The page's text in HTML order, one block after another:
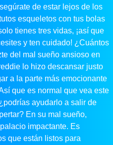
de estar lejos de los
esqueletos con tus bolas
tienes tres vidas, ¡así que
y ten cuidado! ¿Cuántos
del mal sueño ansioso en
lo hizo descansar justo
a la parte más emocionante
que es normal que vea este
ayudarlo a salir de
En su mal sueño,
impactante. Es
que están listos para